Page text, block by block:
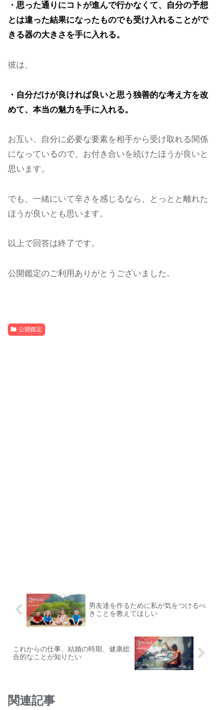
・思った通りにコトが進んで行かなくて、自分の予想
とは違った結果になったものでも受け入れることがで
きる器の大きさを手に入れる。
彼は、
・自分だけが良ければ良いと思う独善的な考え方を改
めて、本当の魅力を手に入れる。
お互い、自分に必要な要素を相手から受け取れる関係
になっているので、お付き合いを続けたほうが良いと
思います。
でも、一緒にいて辛さを感じるなら、とっとと離れた
ほうが良いとも思います。
以上で回答は終了です。
公開鑑定のご利用ありがとうございました。
公開鑑定
男友達を作るために私が気をつけるべ
きことを教えてほしい
これからの仕事、結婚の時期、健康総
合的なことが知りたい
関連記事